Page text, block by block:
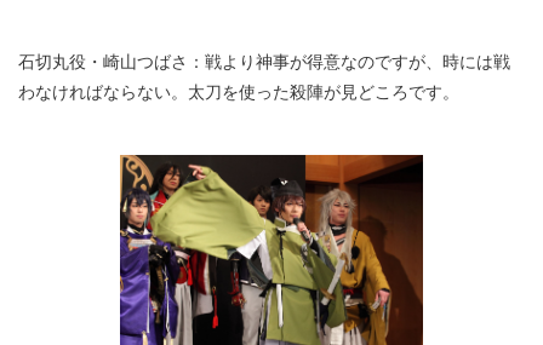
石切丸役・崎山つばさ：戦より神事が得意なのですが、時には戦
わなければならない。太刀を使った殺陣が見どころです。